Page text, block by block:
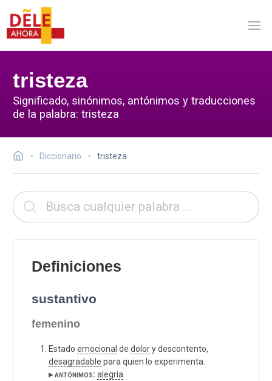
tristeza
Significado, sinónimos, antónimos y traducciones
de la palabra: tristeza
Diccionario tristeza
Definiciones
sustantivo
femenino
Estado emocional de dolory descontento,
desagradable para quien lo experimenta.
▸ antónimos: alegría